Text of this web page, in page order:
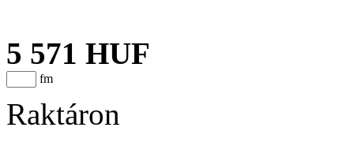
5 571 HUF
fm
Raktáron